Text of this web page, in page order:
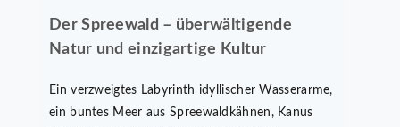
Der Spreewald – überwältigende
Natur und einzigartige Kultur
Ein verzweigtes Labyrinth idyllischer Wasserarme,
ein buntes Meer aus Spreewaldkähnen, Kanus